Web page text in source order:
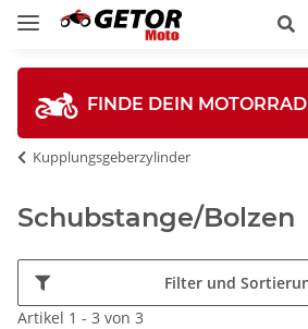
FINDE DEIN MOTORRAD
Kupplungsgeberzylinder
Schubstange/Bolzen
Filter und
Artikel 1 - 3 von 3